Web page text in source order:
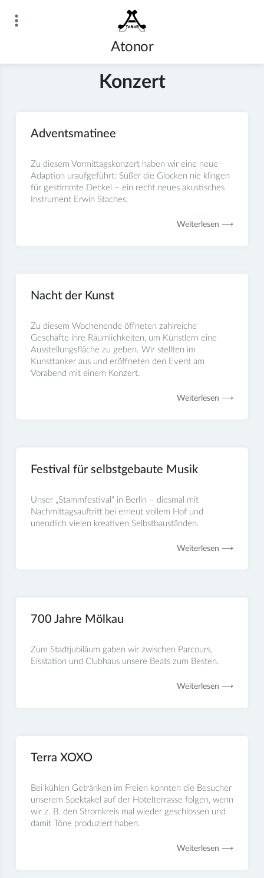
Inhalt
Atonor
Konzert
Adventsmatinee
Zu diesem Vormittagskonzert haben wir eine neue
Adaption uraufgeführt: Süßer die Glocken nie klingen
für gestimmte Deckel – ein recht neues akustisches
Instrument Erwin Staches.
Weiterlesen ⟶
Nacht der Kunst
Zu diesem Wochenende öffneten zahlreiche
Geschäfte ihre Räumlichkeiten, um Künstlern eine
Ausstellungsfläche zu geben. Wir stellten im
Kunsttanker aus und eröffneten den Event am
Vorabend mit einem Konzert.
Weiterlesen ⟶
Festival für selbstgebaute Musik
Unser „Stammfestival“ in Berlin – diesmal mit
Nachmittagsauftritt bei erneut vollem Hof und
unendlich vielen kreativen Selbstbauständen.
Weiterlesen ⟶
700 Jahre Mölkau
Zum Stadtjubiläum gaben wir zwischen Parcours,
Eisstation und Clubhaus unsere Beats zum Besten.
Weiterlesen ⟶
Terra XOXO
Bei kühlen Getränken im Freien konnten die Besucher
unserem Spektakel auf der Hotelterrasse folgen, wenn
wir z. B. den Stromkreis mal wieder geschlossen und
damit Töne produziert haben.
Weiterlesen ⟶